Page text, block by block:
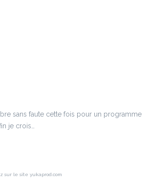
sans faute cette fois pour un programme
je crois…
sur le site yukaprod.com